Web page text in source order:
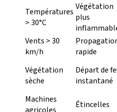
Températures
> 30°C
Végétation
plus
Vents > 30
km/h
rapide
Végétation
sèche
Départ de
instantané
Machines
Étincelles